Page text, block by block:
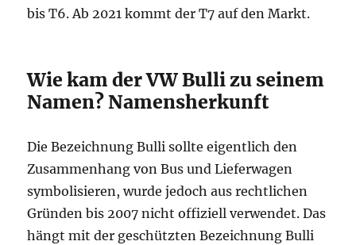
bis T6. Ab 2021 kommt der T7 auf den Markt.
Wie kam der VW Bulli zu seinem
Namen? Namensherkunft
Die Bezeichnung Bulli sollte eigentlich den
Zusammenhang von Bus und Lieferwagen
symbolisieren, wurde jedoch aus rechtlichen
Gründen bis 2007 nicht offiziell verwendet. Das
hängt mit der geschützten Bezeichnung Bulli